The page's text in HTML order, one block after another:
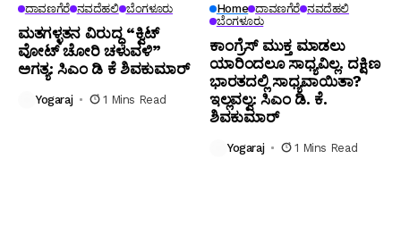
ದಾವಣಗೆರೆ ನವದೆಹಲಿ ಬೆಂಗಳೂರು
ಮತಗಳ್ಳತನ ವಿರುದ್ಧ “ಕ್ವಿಟ್
ವೋಟ್ ಚೋರಿ ಚಳುವಳಿ”
ಅಗತ್ಯ: ಸಿಎಂ ಡಿ ಕೆ ಶಿವಕುಮಾರ್
Yogaraj 1 Mins Read
Home ದಾವಣಗೆರೆ ನವದೆಹಲಿ
ಬೆಂಗಳೂರು
ಕಾಂಗ್ರೆಸ್ ಮುಕ್ತ ಮಾಡಲು
ಯಾರಿಂದಲೂ ಸಾಧ್ಯವಿಲ್ಲ. ದಕ್ಷಿಣ
ಭಾರತದಲ್ಲಿ ಸಾಧ್ಯವಾಯಿತಾ?
ಇಲ್ಲವಲ್ವ: ಸಿಎಂ ಡಿ. ಕೆ.
ಶಿವಕುಮಾರ್
Yogaraj 1 Mins Read